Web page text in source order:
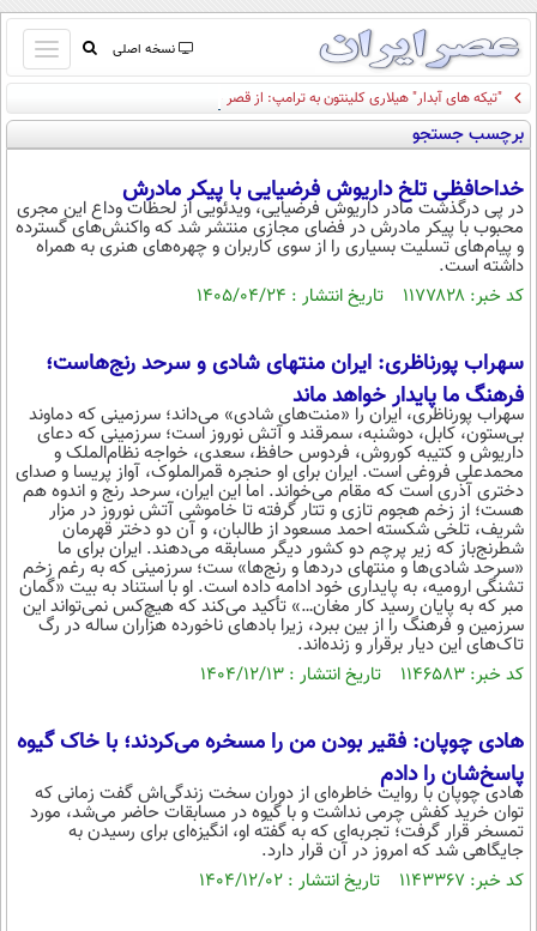
نسخه اصلی
باز
و
بسته
کردن
صفحه اول
جستجو
نظرسنجی
آب و هوا
اوقات شرعی
سیاسی
اقتصاد
اقتصادی
خودرو
جامعه
اجتماعی
حوادث
سلامت
یک برش دانایی
محیط زیست
ورزشی
بین الملل
سیاست خارجی
فرهنگ و هنر
علم و دانش
فناوری و It
اخبار کریپتو
قرآن
سرگرمی
باشگاه مغز
مجله تصویری سلاح
فیلم
اقتصاد
ورزش
سیاست
عصر ایران 2
خواندنی ها و دیدنی ها
داستان کوتاه
آموزش زبان
"تیکه های آبدار" هیلاری کلینتون به ترامپ: از قصر صدام و ور رفتن با "حوضچه بازتاب" تا
وزیر جمع آوری طلا پس از دوره ترامپ!
برچسب جستجو
خداحافظی تلخ داریوش فرضیایی با پیکر مادرش
در پی درگذشت مادر داریوش فرضیایی، ویدئویی از لحظات وداع این مجری
محبوب با پیکر مادرش در فضای مجازی منتشر شد که واکنش‌های گسترده
و پیام‌های تسلیت بسیاری را از سوی کاربران و چهره‌های هنری به همراه
داشته است.
کد خبر: ۱۱۷۷۸۲۸ تاریخ انتشار : ۱۴۰۵/۰۴/۲۴
سهراب پورناظری: ایران منتهای شادی و سرحد رنج‌هاست؛
فرهنگ ما پایدار خواهد ماند
سهراب پورناظری، ایران را «منت‌های شادی» می‌داند؛ سرزمینی که دماوند
بی‌ستون، کابل، دوشنبه، سمرقند و آتش نوروز است؛ سرزمینی که دعای
داریوش و کتیبه کوروش، فردوس حافظ، سعدی، خواجه نظام‌الملک و
محمدعلی فروغی است. ایران برای او حنجره قمرالملوک، آواز پریسا و صدای
دختری آذری است که مقام می‌خواند. اما این ایران، سرحد رنج و اندوه هم
هست؛ از زخم هجوم تازی و تتار گرفته تا خاموشی آتش نوروز در مزار
شریف، تلخی شکسته احمد مسعود از طالبان، و آن دو دختر قهرمان
شطرنج‌باز که زیر پرچم دو کشور دیگر مسابقه می‌دهند. ایران برای ما
«سرحد شادی‌ها و منتهای درد‌ها و رنج‌ها» ست؛ سرزمینی که به رغم زخم
تشنگی ارومیه، به پایداری خود ادامه داده است. او با استناد به بیت «گمان
مبر که به پایان رسید کار مغان…» تأکید می‌کند که هیچ‌کس نمی‌تواند این
سرزمین و فرهنگ را از بین ببرد، زیرا باد‌های ناخورده هزاران ساله در رگ
تاک‌های این دیار برقرار و زنده‌اند.
کد خبر: ۱۱۴۶۵۸۳ تاریخ انتشار : ۱۴۰۴/۱۲/۱۳
هادی چوپان: فقیر بودن من را مسخره می‌کردند؛ با خاک گیوه
پاسخ‌شان را دادم
هادی چوپان با روایت خاطره‌ای از دوران سخت زندگی‌اش گفت زمانی که
توان خرید کفش چرمی نداشت و با گیوه در مسابقات حاضر می‌شد، مورد
تمسخر قرار گرفت؛ تجربه‌ای که به گفته او، انگیزه‌ای برای رسیدن به
جایگاهی شد که امروز در آن قرار دارد.
کد خبر: ۱۱۴۳۳۶۷ تاریخ انتشار : ۱۴۰۴/۱۲/۰۲